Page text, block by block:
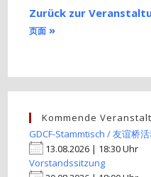
Zurück zur
页面 »
Kommende
GDCF-Stammtisch / 友谊桥
13.08.2026 | 18:30 Uhr
Vorstandssitzung